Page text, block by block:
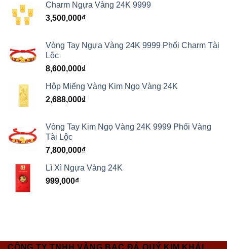
Charm Ngựa Vàng 24K 9999
3,500,000₫
Vòng Tay Ngựa Vàng 24K 9999 Phối Charm Tài
Lộc
8,600,000₫
Hộp Miếng Vàng Kim Ngọ Vàng 24K
2,688,000₫
Vòng Tay Kim Ngọ Vàng 24K 9999 Phối Vàng
Tài Lộc
7,800,000₫
Lì Xì Ngựa Vàng 24K
999,000₫